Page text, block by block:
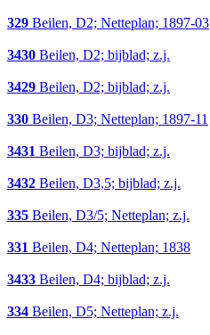
329 Beilen, D2; Netteplan; 1897-03
3430 Beilen, D2; bijblad; z.j.
3429 Beilen, D2; bijblad; z.j.
330 Beilen, D3; Netteplan; 1897-11
3431 Beilen, D3; bijblad; z.j.
3432 Beilen, D3,5; bijblad; z.j.
335 Beilen, D3/5; Netteplan; z.j.
331 Beilen, D4; Netteplan; 1838
3433 Beilen, D4; bijblad; z.j.
334 Beilen, D5; Netteplan; z.j.